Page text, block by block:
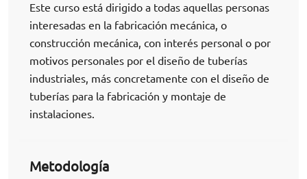
Este curso está dirigido a todas aquellas personas
interesadas en la fabricación mecánica, o
construcción mecánica, con interés personal o por
motivos personales por el diseño de tuberías
industriales, más concretamente con el diseño de
tuberías para la fabricación y montaje de
instalaciones.
Metodología